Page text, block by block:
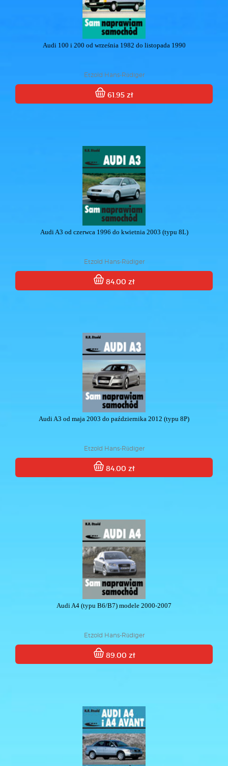
Audi 100 i 200 od września 1982 do listopada 1990
Etzold Hans-Rüdiger
61.95 zł
Audi A3 od czerwca 1996 do kwietnia 2003 (typu 8L)
Etzold Hans-Rüdiger
84.00 zł
Audi A3 od maja 2003 do października 2012 (typu 8P)
Etzold Hans-Rüdiger
84.00 zł
Audi A4 (typu B6/B7) modele 2000-2007
Etzold Hans-Rüdiger
89.00 zł